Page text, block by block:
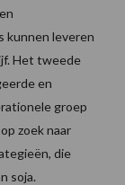
kunnen leveren
Het tweede
en
groep
zoek naar
die
soja.